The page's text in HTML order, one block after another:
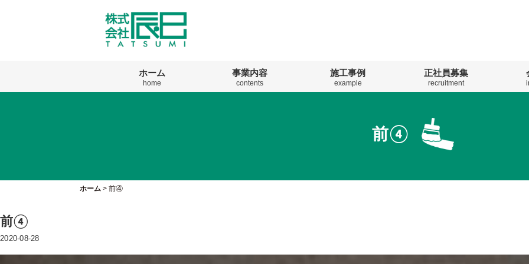
ホーム
home
事業内容
contents
施工事例
example
正社員募集
recruitment
前④
ホーム> 前④
前④
2020-08-28